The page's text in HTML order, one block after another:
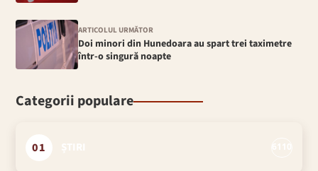
ARTICOLUL URMĂTOR
Doi minori din Hunedoara au spart trei taximetre
într-o singură noapte
Categorii populare
01